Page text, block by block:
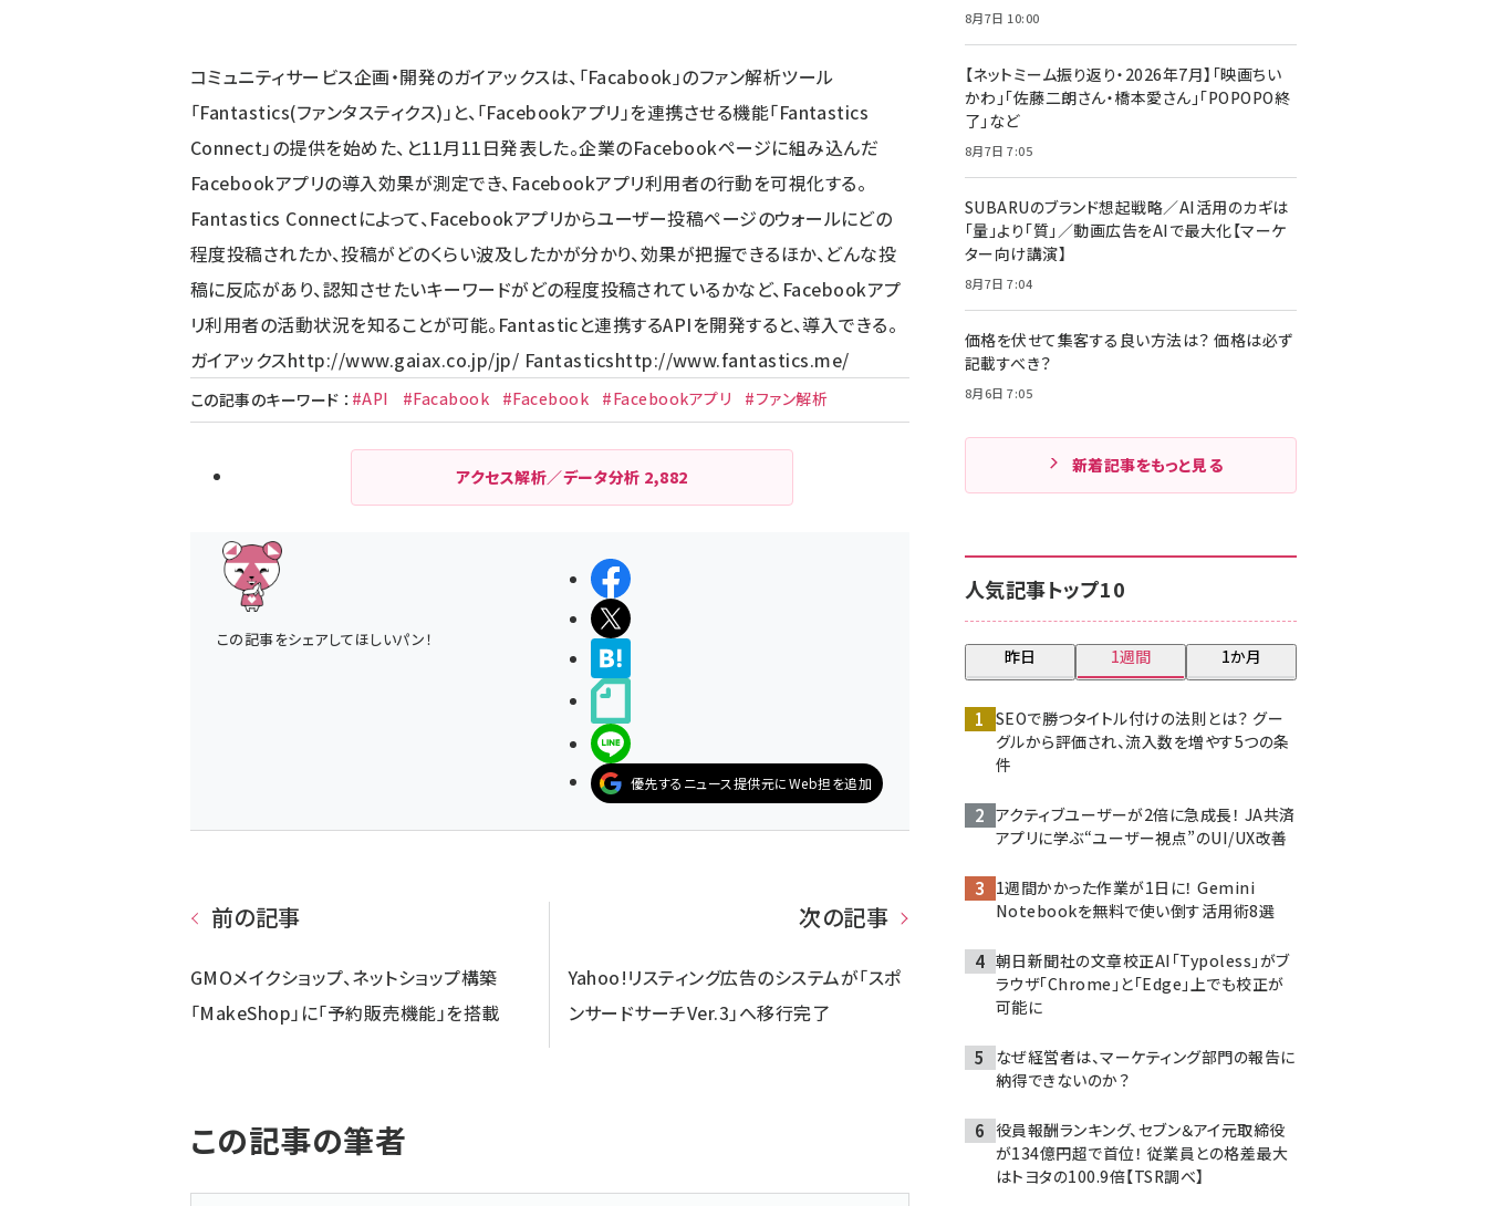
コミュニティサービス企画・開発のガイアックスは、「Facabook」のファン解析ツール
「Fantastics(ファンタスティクス)」と、「Facebookアプリ」を連携させる機能「Fantastics
Connect」の提供を始めた、と11月11日発表した。企業のFacebookページに組み込んだ
Facebookアプリの導入効果が測定でき、Facebookアプリ利用者の行動を可視化する。
Fantastics Connectによって、Facebookアプリからユーザー投稿ページのウォールにどの
程度投稿されたか、投稿がどのくらい波及したかが分かり、効果が把握できるほか、どんな投
稿に反応があり、認知させたいキーワードがどの程度投稿されているかなど、Facebookアプ
リ利用者の活動状況を知ることが可能。Fantasticと連携するAPIを開発すると、導入できる。
ガイアックスhttp://www.gaiax.co.jp/jp/ Fantasticshttp://www.fantastics.me/
この記事のキーワード ： #API #Facabook #Facebook #Facebookアプリ #ファン解析
アクセス解析／データ分析 2,882
この記事をシェアしてほしいパン！
シェアする
ポストする
LINEで送る
優先するニュース提供元にWeb担を追加
前の記事
GMOメイクショップ、ネットショップ構築
「MakeShop」に「予約販売機能」を搭載
次の記事
Yahoo!リスティング広告のシステムが「スポ
ンサードサーチVer.3」へ移行完了
この記事の筆者
8月7日 10:00
【ネットミーム振り返り・2026年7月】「映画ちい
かわ」「佐藤二朗さん・橋本愛さん」「POPOPO終
了」など
8月7日 7:05
SUBARUのブランド想起戦略／AI活用のカギは
「量」より「質」／動画広告をAIで最大化【マーケ
ター向け講演】
8月7日 7:04
価格を伏せて集客する良い方法は？ 価格は必ず
記載すべき？
8月6日 7:05
新着記事をもっと見る
人気記事トップ10
昨日 1週間 1か月
SEOで勝つタイトル付けの法則とは？ グー
グルから評価され、流入数を増やす5つの条
件
アクティブユーザーが2倍に急成長！ JA共済
アプリに学ぶ“ユーザー視点”のUI/UX改善
1週間かかった作業が1日に！ Gemini
Notebookを無料で使い倒す活用術8選
朝日新聞社の文章校正AI「Typoless」がブ
ラウザ「Chrome」と「Edge」上でも校正が
可能に
なぜ経営者は、マーケティング部門の報告に
納得できないのか？
役員報酬ランキング、セブン＆アイ元取締役
が134億円超で首位！ 従業員との格差最大
はトヨタの100.9倍【TSR調べ】